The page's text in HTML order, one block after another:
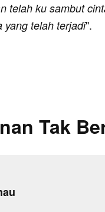
telah ku sambut
yang telah terjadi".
Tak